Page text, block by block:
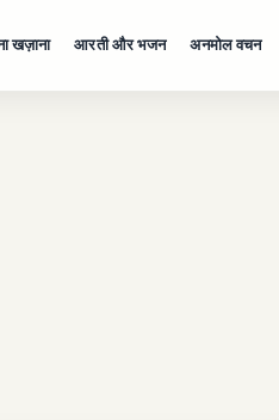
खज़ाना आरती और भजन अनमोल वचन